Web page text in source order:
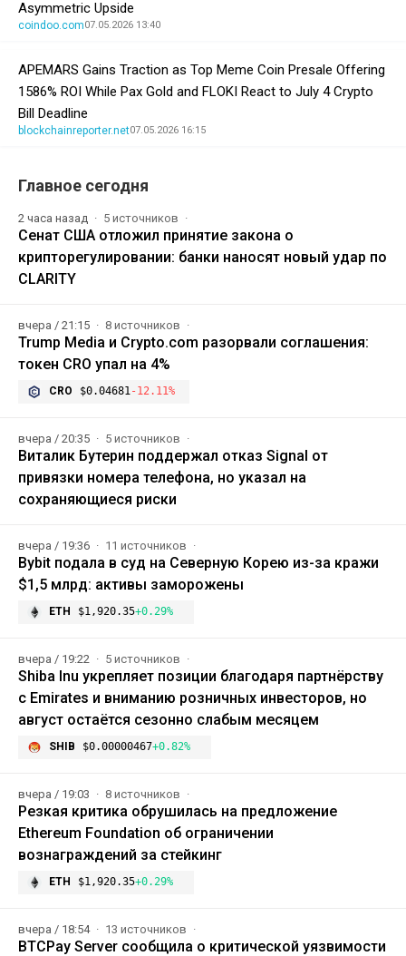
Asymmetric Upside
coindoo.com07.05.2026 13:40
APEMARS Gains Traction as Top Meme Coin Presale Offering
1586% ROI While Pax Gold and FLOKI React to July 4 Crypto
Bill Deadline
blockchainreporter.net07.05.2026 16:15
Главное сегодня
2 часа назад 5 источников
Сенат США отложил принятие закона о
крипторегулировании: банки наносят новый удар по
CLARITY
вчера / 21:15 8 источников
Trump Media и Crypto.com разорвали соглашения:
токен CRO упал на 4%
CRO $0.04681 -12.11%
вчера / 20:35 5 источников
Виталик Бутерин поддержал отказ Signal от
привязки номера телефона, но указал на
сохраняющиеся риски
вчера / 19:36 11 источников
Bybit подала в суд на Северную Корею из-за кражи
$1,5 млрд: активы заморожены
ETH $1,920.35+0.29%
вчера / 19:22 5 источников
Shiba Inu укрепляет позиции благодаря партнёрству
с Emirates и вниманию розничных инвесторов, но
август остаётся сезонно слабым месяцем
SHIB $0.00000467+0.82%
вчера / 19:03 8 источников
Резкая критика обрушилась на предложение
Ethereum Foundation об ограничении
вознаграждений за стейкинг
ETH $1,920.35+0.29%
вчера / 18:54 13 источников
BTCPay Server сообщила о критической уязвимости